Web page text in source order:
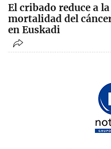
El cribado reduce a
mortalidad del
en Euskadi